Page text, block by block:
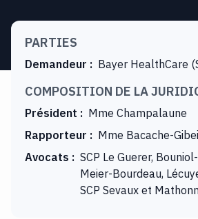
PARTIES
Demandeur : Bayer HealthCare
COMPOSITION DE LA
Président : Mme Champalaune
Rapporteur : Mme Bacache-
Avocats : SCP Le Guerer,
Meier-Bourdeau,
SCP Sevaux et